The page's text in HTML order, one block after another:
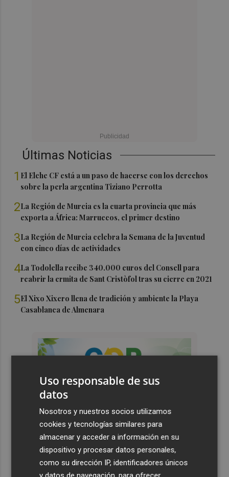
Últimas Noticias
1 El Elche CF está a un paso de hacerse con los derechos
sobre la perla argentina Tiziano Perrotta
2La Región de Murcia es la cuarta provincia que más
exporta a África: Marruecos, el primer destino
3La Región de Murcia celebra la Semana de la Juventud
con cinco días de actividades
4La Todolella recibe 340.000 euros del Consell para
reabrir la ermita de Sant Cristòfol tras su cierre en 2021
5El Xixo Xixero llena de tradición y ambiente la Playa
Casablanca de Almenara
Uso responsable de sus
datos
Nosotros y nuestros socios utilizamos
cookies y tecnologías similares para
almacenar y acceder a información en su
dispositivo y procesar datos personales,
como su dirección IP, identificadores únicos